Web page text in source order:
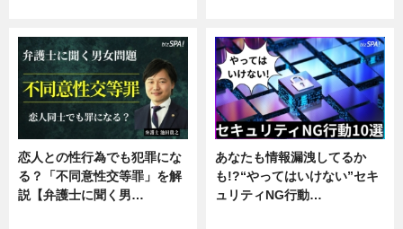
恋人との性行為でも犯罪にな
る？「不同意性交等罪」を解
説【弁護士に聞く男…
あなたも情報漏洩してるか
も!?“やってはいけない”セキ
ュリティNG行動…